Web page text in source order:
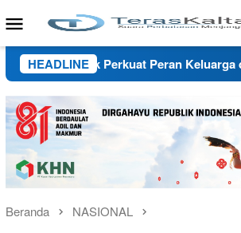
ke
Menu
Mobile
HEADLINE
Ajak Perkuat Peran Keluarga dan
Beranda NASIONAL